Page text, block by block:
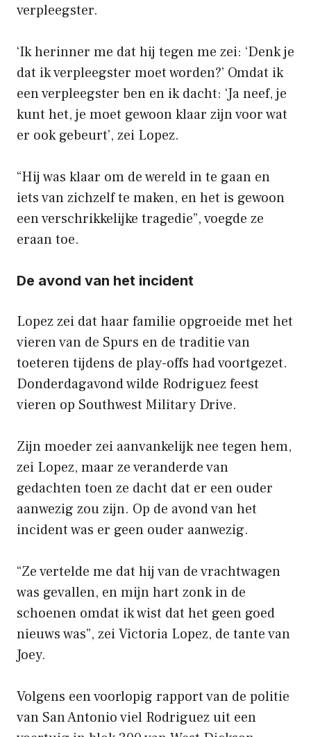
verpleegster.
‘Ik herinner me dat hij tegen me zei: ‘Denk je
dat ik verpleegster moet worden?’ Omdat ik
een verpleegster ben en ik dacht: ‘Ja neef, je
kunt het, je moet gewoon klaar zijn voor wat
er ook gebeurt’, zei Lopez.
“Hij was klaar om de wereld in te gaan en
iets van zichzelf te maken, en het is gewoon
een verschrikkelijke tragedie”, voegde ze
eraan toe.
De avond van het incident
Lopez zei dat haar familie opgroeide met het
vieren van de Spurs en de traditie van
toeteren tijdens de play-offs had voortgezet.
Donderdagavond wilde Rodriguez feest
vieren op Southwest Military Drive.
Zijn moeder zei aanvankelijk nee tegen hem,
zei Lopez, maar ze veranderde van
gedachten toen ze dacht dat er een ouder
aanwezig zou zijn. Op de avond van het
incident was er geen ouder aanwezig.
“Ze vertelde me dat hij van de vrachtwagen
was gevallen, en mijn hart zonk in de
schoenen omdat ik wist dat het geen goed
nieuws was”, zei Victoria Lopez, de tante van
Joey.
Volgens een voorlopig rapport van de politie
van San Antonio viel Rodriguez uit een